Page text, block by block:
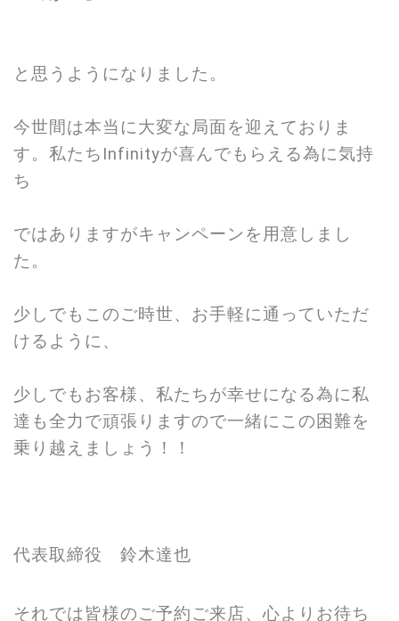
と思うようになりました。
今世間は本当に大変な局面を迎えておりま
す。私たちInfinityが喜んでもらえる為に気持
ち
ではありますがキャンペーンを用意しまし
た。
少しでもこのご時世、お手軽に通っていただ
けるように、
少しでもお客様、私たちが幸せになる為に私
達も全力で頑張りますので一緒にこの困難を
乗り越えましょう！！
代表取締役 鈴木達也
それでは皆様のご予約ご来店、心よりお待ち